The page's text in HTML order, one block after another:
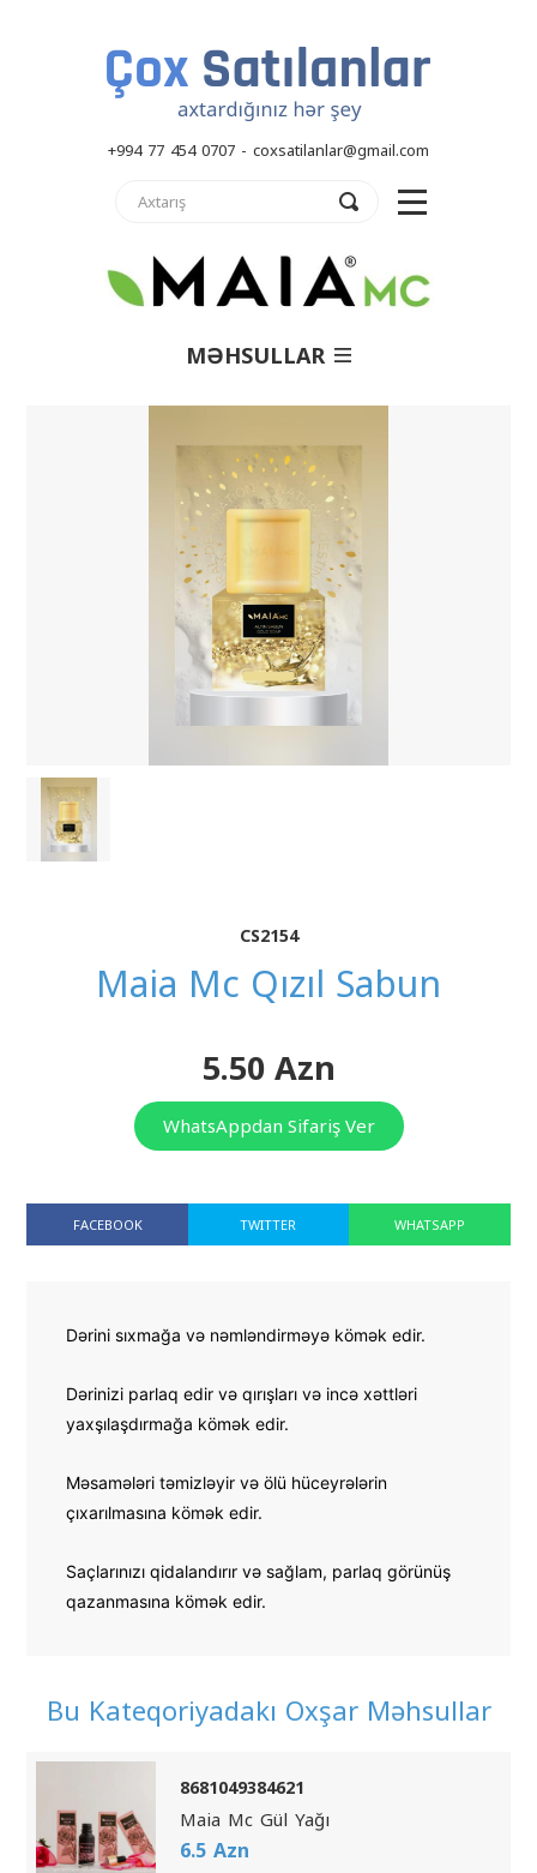
+994 77 454 0707 - coxsatilanlar@gmail.com
MƏHSULLAR
CS2154
Maia Mc Qızıl Sabun
5.50 Azn
WhatsAppdan Sifariş Ver
FACEBOOK TWITTER WHATSAPP
Dərini sıxmağa və nəmləndirməyə kömək edir.
Dərinizi parlaq edir və qırışları və incə xəttləri
yaxşılaşdırmağa kömək edir.
Məsamələri təmizləyir və ölü hüceyrələrin
çıxarılmasına kömək edir.
Saçlarınızı qidalandırır və sağlam, parlaq görünüş
qazanmasına kömək edir.
Bu Kateqoriyadakı Oxşar Məhsullar
8681049384621
Maia Mc Gül Yağı
6.5 Azn